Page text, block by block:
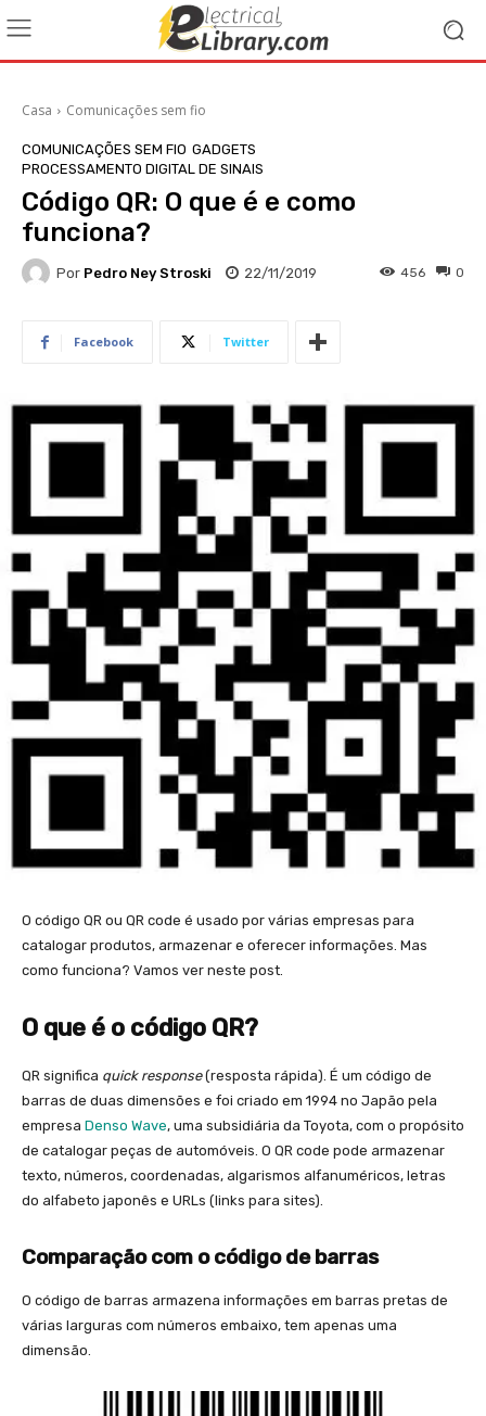
Casa Comunicações sem fio
COMUNICAÇÕES SEM FIO GADGETS
PROCESSAMENTO DIGITAL DE SINAIS
Código QR: O que é e como
funciona?
Por Pedro Ney Stroski 22/11/2019 0
456
Facebook Twitter
O código QR ou QR code é usado por várias empresas para
catalogar produtos, armazenar e oferecer informações. Mas
como funciona? Vamos ver neste post.
O que é o código QR?
QR significa quick response(resposta rápida). É um código de
barras de duas dimensões e foi criado em 1994 no Japão pela
empresa Denso Wave, uma subsidiária da Toyota, com o propósito
de catalogar peças de automóveis. O QR code pode armazenar
texto, números, coordenadas, algarismos alfanuméricos, letras
do alfabeto japonês e URLs (links para sites).
Comparação com o código de barras
O código de barras armazena informações em barras pretas de
várias larguras com números embaixo, tem apenas uma
dimensão.